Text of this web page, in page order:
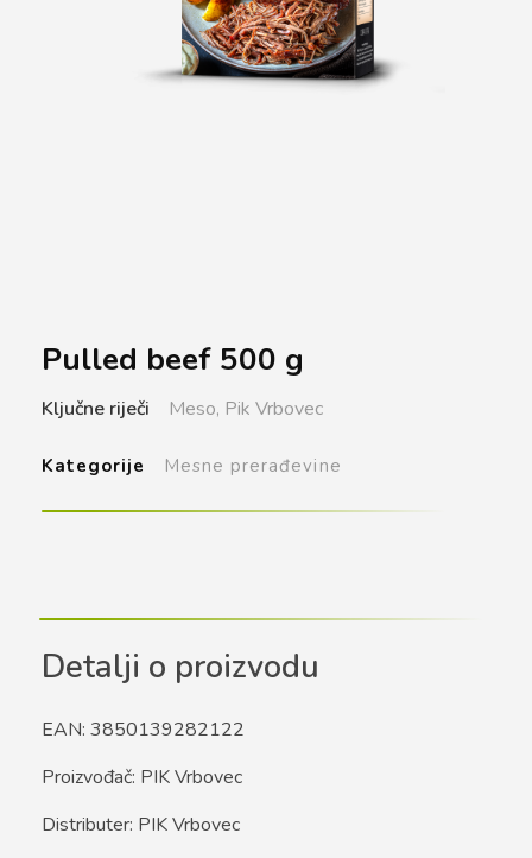
Pulled beef 500 g
Ključne riječi Meso, Pik Vrbovec
Kategorije Mesne prerađevine
Detalji o proizvodu
EAN: 3850139282122
Proizvođač: PIK Vrbovec
Distributer: PIK Vrbovec